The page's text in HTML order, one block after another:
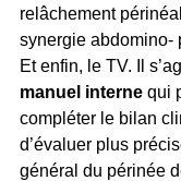
relâchement
synergie abdomino-
Et enfin, le TV. Il
manuel interne qui
compléter le bilan
d’évaluer plus
général du périnée